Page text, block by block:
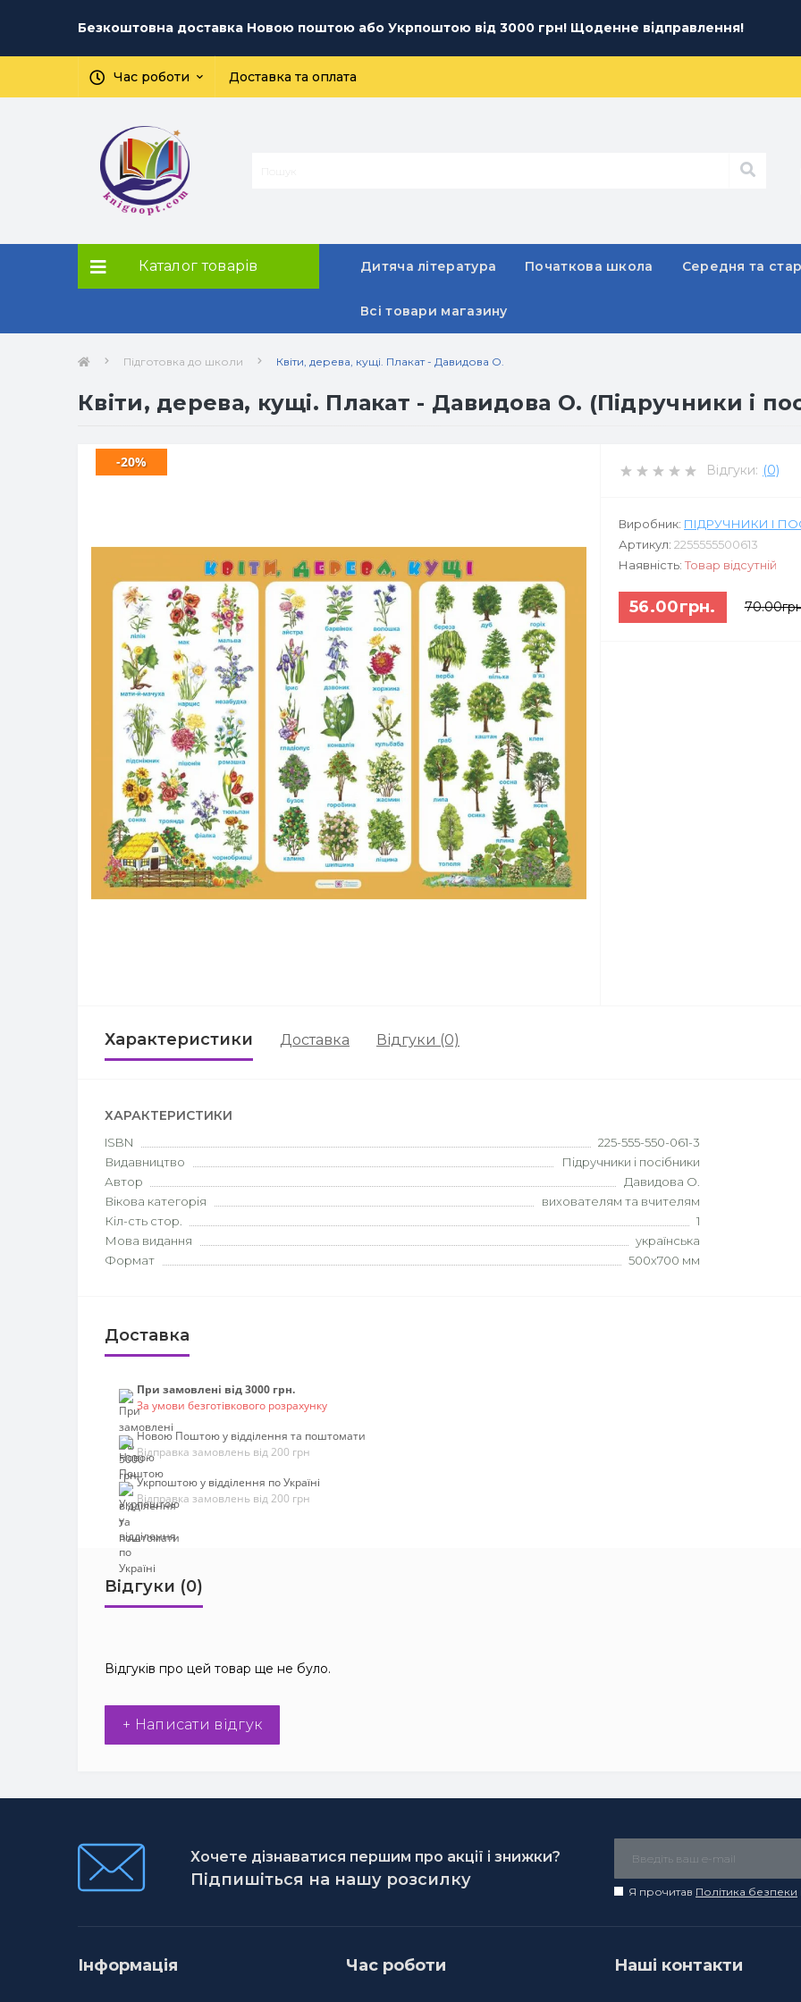
Безкоштовна доставка Новою поштою або Укрпоштою від 3000 грн! Щоденне відправлення!
Час роботи Доставка та оплата
Каталог товарів Дитяча література Початкова школа Середня та
Всі товари магазину
Підготовка до школи Квіти, дерева, кущі. Плакат - Давидова О.
Квіти, дерева, кущі. Плакат - Давидова О. (Підручники і
-20% Відгуки: (0)
Виробник: ПІДРУЧНИКИ І
Артикул: 2255555500613
Наявність: Товар відсутній
56.00грн.
Характеристики Доставка Відгуки (0)
ХАРАКТЕРИСТИКИ
ISBN
225-555-550-061-3
Видавництво
Підручники і посібники
Автор
Давидова О.
Вікова категорія
вихователям та вчителям
Кіл-сть стор.
1
Мова видання
українська
Формат
500х700 мм
Доставка
При замовлені від 3000 грн.
За умови безготівкового розрахунку
Новою Поштою у відділення та поштомати
Відправка замовлень від 200 грн
Укрпоштою у відділення по Україні
Відправка замовлень від 200 грн
Відгуки (0)
Відгуків про цей товар ще не було.
+ Написати відгук
Хочете дізнаватися першим про акції і знижки?
Підпишіться на нашу розсилку
Я прочитав Політика безпеки
Інформація Час роботи Наші контакти